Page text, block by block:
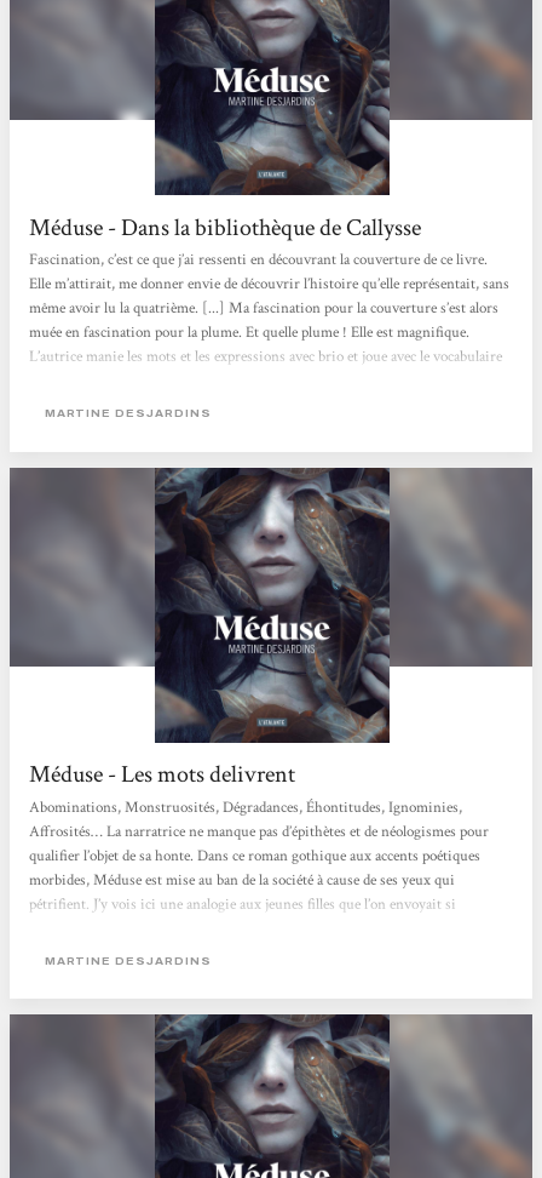
Méduse - Dans la bibliothèque de Callysse
Fascination, c’est ce que j’ai ressenti en découvrant la couverture de ce livre.
Elle m’attirait, me donner envie de découvrir l’histoire qu’elle représentait, sans
même avoir lu la quatrième. [...] Ma fascination pour la couverture s’est alors
muée en fascination pour la plume. Et quelle plume ! Elle est magnifique.
L’autrice manie les mots et les expressions avec brio et joue avec le vocabulaire
l’histoire de la Méduse mythologique à celle de sa Méduse. Il y a une telle
MARTINE DESJARDINS
Méduse - Les mots delivrent
Abominations, Monstruosités, Dégradances, Éhontitudes, Ignominies,
Affrosités… La narratrice ne manque pas d’épithètes et de néologismes pour
qualifier l’objet de sa honte. Dans ce roman gothique aux accents poétiques
morbides, Méduse est mise au ban de la société à cause de ses yeux qui
pétrifient. J’y vois ici une analogie aux jeunes filles que l’on envoyait si
attirait trop les convoitises de ces messieurs, si elle avait commis une faute
MARTINE DESJARDINS